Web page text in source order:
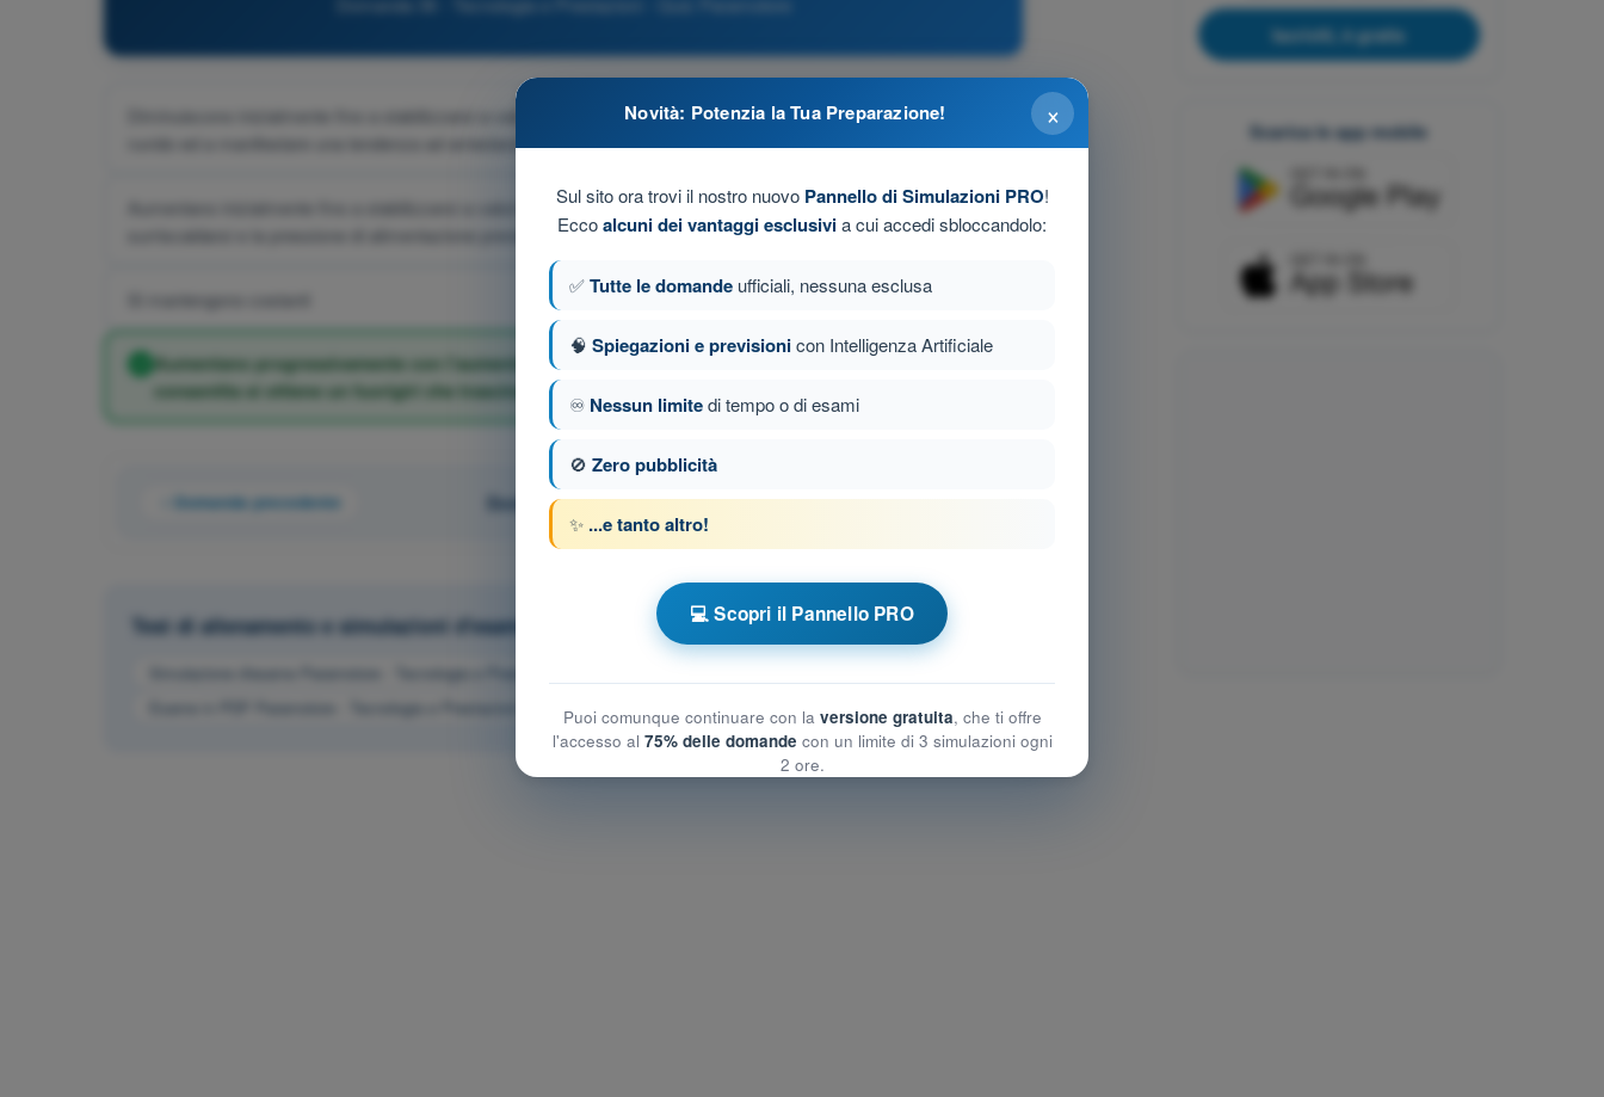
Diminuiscono inizialmente fino a stabilizzarsi a valori più bassi di quelli iniziali, mentre il motore comincia a girare
ruvido ed a manifestare una tendenza ad arrestarsi
Aumentano inizialmente fino a stabilizzarsi a valori più alti di quelli iniziali, mentre il motore comincia a
surriscaldarsi e la pressione di alimentazione prende a fluttuare
Si mantengono costanti
Aumentano progressivamente con l’aumento della velocità: se si supera la velocità massima
consentita si ottiene un fuorigiri che trascina il motore con possibilità di danni rilevanti
Domanda precedente Domanda 36 di 92 Domanda successiva
Test di allenamento e simulazioni d'esame a tempo Quiz Paramotore
Simulazione d'esame Paramotore - Tecnologia e Prestazioni
Esame in PDF Paramotore - Tecnologia e Prestazioni
Iscriviti, è gratis
Scarica le app mobile
×
Novità: Potenzia la Tua Preparazione!
Sul sito ora trovi il nostro nuovo Pannello di Simulazioni PRO!
Eccoalcuni dei vantaggi esclusivia cui accedi sbloccandolo:
✅Tutte le domande ufficiali, nessuna esclusa
🧠 Spiegazioni e previsionicon Intelligenza Artificiale
♾️ Nessun limitedi tempo o di esami
🚫 Zero pubblicità
✨ ...e tanto altro!
💻 Scopri il Pannello PRO
Puoi comunque continuare con la versione gratuita, che ti offre
l'accesso al 75% delle domande con un limite di 3 simulazioni ogni
2 ore.